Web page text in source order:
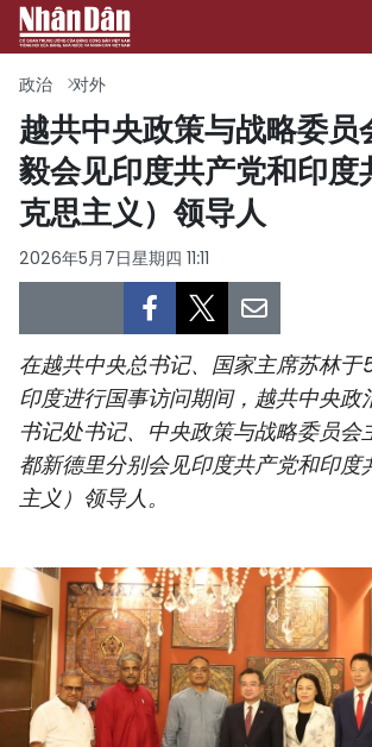
首页
政治
经济
社会
环保
文化
国际
旅游
友谊桥梁
史海
政治 对外
越共中央政策与战略委员
毅会见印度共产党和印度
克思主义）领导人
2026年5月7日星期四 11:11
在越共中央总书记、国家主席苏林于
印度进行国事访问期间，越共中央政
书记处书记、中央政策与战略委员会
都新德里分别会见印度共产党和印度
主义）领导人。